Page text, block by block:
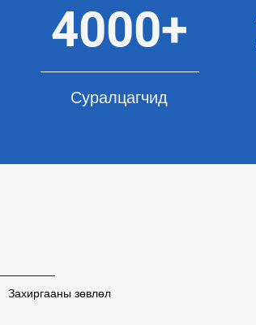
4000+
Суралцагчид
Захиргааны зөвлөл